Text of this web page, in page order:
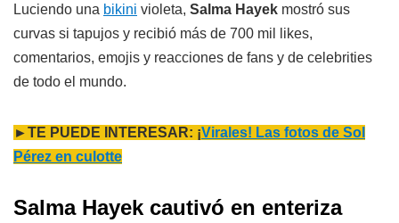
Luciendo una bikini violeta, Salma Hayek mostró sus
curvas si tapujos y recibió más de 700 mil likes,
comentarios, emojis y reacciones de fans y de celebrities
de todo el mundo.
►TE PUEDE INTERESAR: ¡Virales! Las fotos de Sol
Pérez en culotte
Salma Hayek cautivó en enteriza